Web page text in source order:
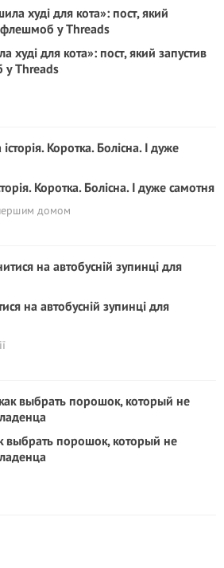
худі для кота»: пост, який запустив
Threads
Коротка. Болісна. І дуже самотня
домом
на автобусній зупинці для
выбрать порошок, который не